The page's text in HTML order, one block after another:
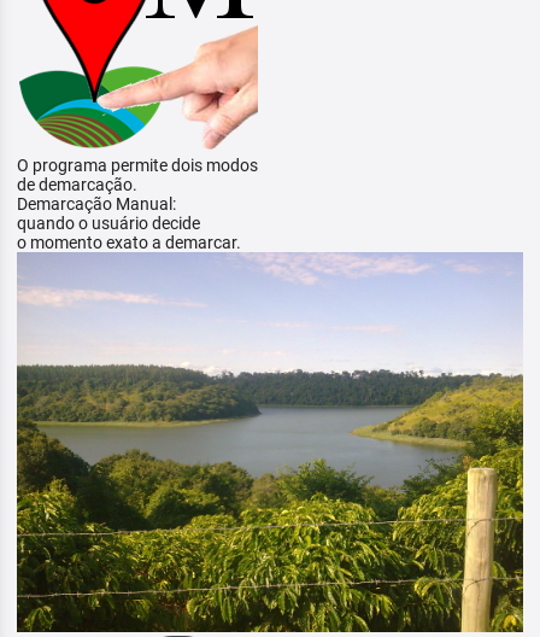
O programa permite dois modos
de demarcação.
Demarcação Manual:
quando o usuário decide
o momento exato a demarcar.